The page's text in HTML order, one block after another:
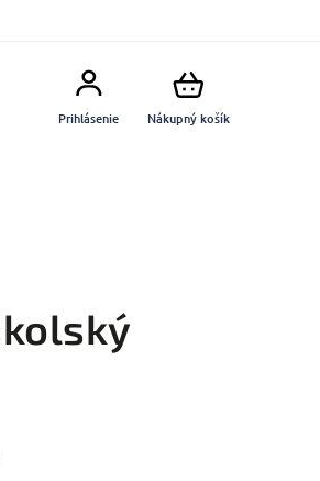
Nákupný košík
Prihlásenie